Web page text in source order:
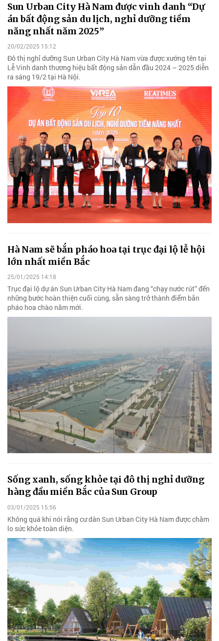
Sun Urban City Hà Nam được vinh danh “Dự
án bất động sản du lịch, nghỉ dưỡng tiềm
năng nhất năm 2025”
20/02/2025 15:12
Đô thị nghỉ dưỡng Sun Urban City Hà Nam vừa được xướng tên tại
Lễ Vinh danh thương hiệu bất động sản dẫn đầu 2024 – 2025 diễn
ra sáng 19/2 tại Hà Nội.
Hà Nam sẽ bắn pháo hoa tại trục đại lộ lễ hội
lớn nhất miền Bắc
25/01/2025 14:18
Trục đại lộ dự án Sun Urban City Hà Nam đang “chạy nước rút” đến
những bước hoàn thiện cuối cùng, sẵn sàng trở thành điểm bắn
pháo hoa chào năm mới.
Sống xanh, sống khỏe tại đô thị nghỉ dưỡng
hàng đầu miền Bắc của Sun Group
03/01/2025 15:56
Không quá khi nói rằng cư dân Sun Urban City Hà Nam được chăm
lo sức khỏe toàn diện.